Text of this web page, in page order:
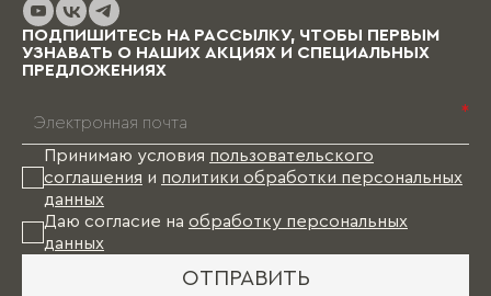
выбранных материалов и коллекции), и какое-
то время Вам в этом случае придется пожить
без мебели.
ПОДПИШИТЕСЬ НА РАССЫЛКУ, ЧТОБЫ ПЕРВЫМ
УЗНАВАТЬ О НАШИХ АКЦИЯХ И СПЕЦИАЛЬНЫХ
ПРЕДЛОЖЕНИЯХ
*
Принимаю условия пользовательского
соглашения и политики обработки персональных
данных
Даю согласие на обработку персональных
данных
ОТПРАВИТЬ